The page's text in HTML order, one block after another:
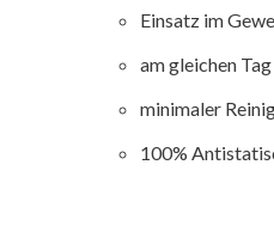
Einsatz im
am gleichen
minimaler
100%